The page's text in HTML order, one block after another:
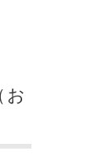
お